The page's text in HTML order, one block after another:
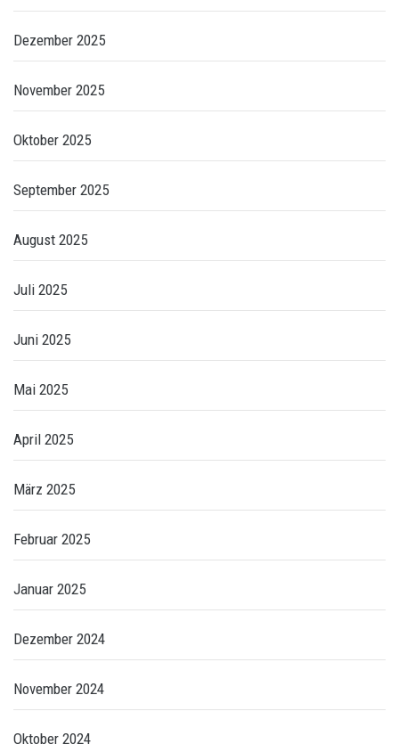
Dezember 2025
November 2025
Oktober 2025
September 2025
August 2025
Juli 2025
Juni 2025
Mai 2025
April 2025
März 2025
Februar 2025
Januar 2025
Dezember 2024
November 2024
Oktober 2024